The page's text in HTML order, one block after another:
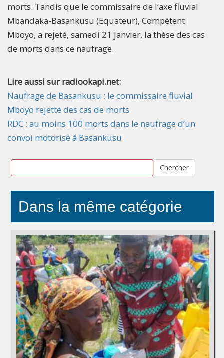
morts. Tandis que le commissaire de l’axe fluvial
Mbandaka-Basankusu (Equateur), Compétent
Mboyo, a rejeté, samedi 21 janvier, la thèse des cas
de morts dans ce naufrage.
Lire aussi sur radiookapi.net:
Naufrage de Basankusu : le commissaire fluvial
Mboyo rejette des cas de morts
RDC : au moins 100 morts dans le naufrage d’un
convoi motorisé à Basankusu
Chercher
Dans la même catégorie